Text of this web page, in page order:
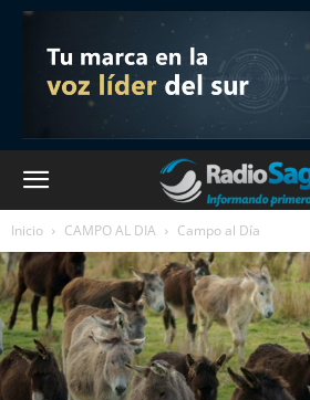
Inicio CAMPO AL DIA Campo al Día